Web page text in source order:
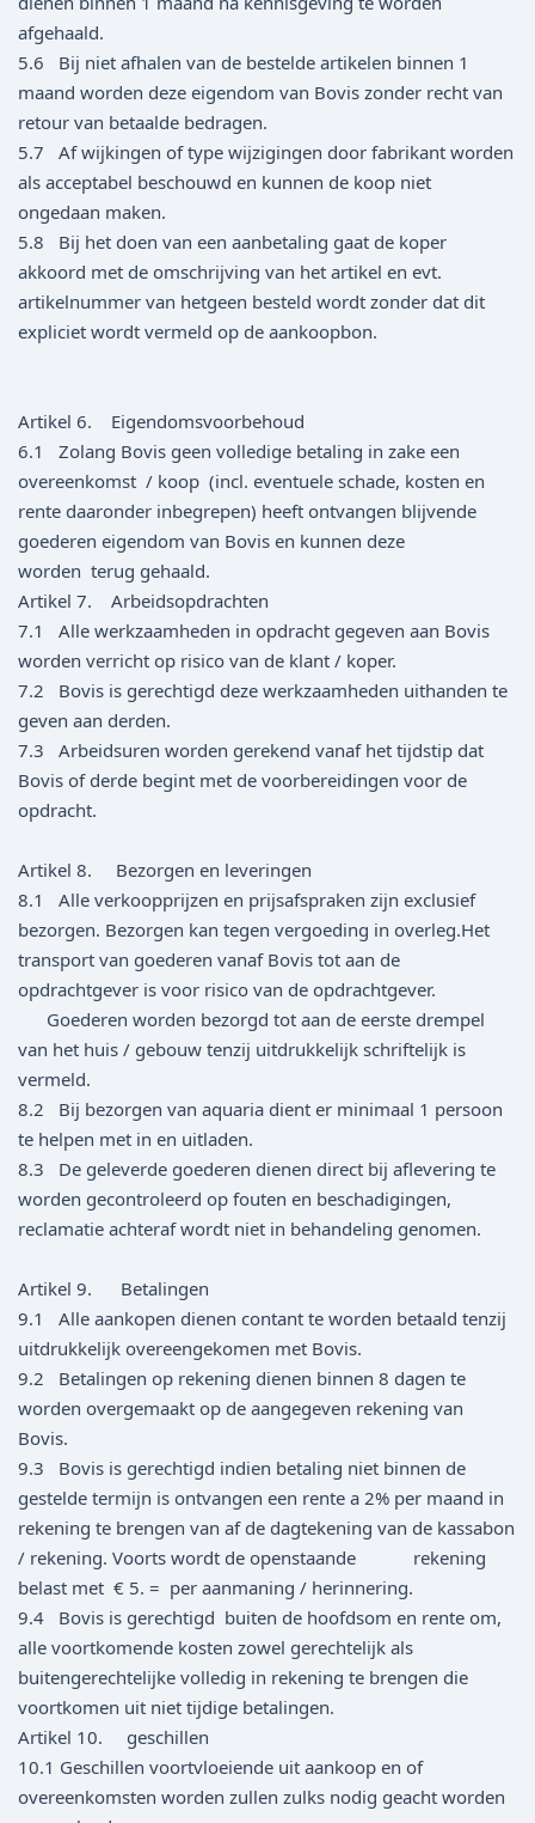
afgehaald.
5.6 Bij niet afhalen van de bestelde artikelen binnen 1
maand worden deze eigendom van Bovis zonder recht van
retour van betaalde bedragen.
5.7 Af wijkingen of type wijzigingen door fabrikant worden
als acceptabel beschouwd en kunnen de koop niet
ongedaan maken.
5.8 Bij het doen van een aanbetaling gaat de koper
akkoord met de omschrijving van het artikel en evt.
artikelnummer van hetgeen besteld wordt zonder dat dit
expliciet wordt vermeld op de aankoopbon.
Artikel 6. Eigendomsvoorbehoud
6.1 Zolang Bovis geen volledige betaling in zake een
overeenkomst / koop (incl. eventuele schade, kosten en
rente daaronder inbegrepen) heeft ontvangen blijvende
goederen eigendom van Bovis en kunnen deze
worden terug gehaald.
Artikel 7. Arbeidsopdrachten
7.1 Alle werkzaamheden in opdracht gegeven aan Bovis
worden verricht op risico van de klant / koper.
7.2 Bovis is gerechtigd deze werkzaamheden uithanden te
geven aan derden.
7.3 Arbeidsuren worden gerekend vanaf het tijdstip dat
Bovis of derde begint met de voorbereidingen voor de
opdracht.
Artikel 8. Bezorgen en leveringen
8.1 Alle verkoopprijzen en prijsafspraken zijn exclusief
bezorgen. Bezorgen kan tegen vergoeding in overleg.Het
transport van goederen vanaf Bovis tot aan de
opdrachtgever is voor risico van de opdrachtgever.
Goederen worden bezorgd tot aan de eerste drempel
van het huis / gebouw tenzij uitdrukkelijk schriftelijk is
vermeld.
8.2 Bij bezorgen van aquaria dient er minimaal 1 persoon
te helpen met in en uitladen.
8.3 De geleverde goederen dienen direct bij aflevering te
worden gecontroleerd op fouten en beschadigingen,
reclamatie achteraf wordt niet in behandeling genomen.
Artikel 9. Betalingen
9.1 Alle aankopen dienen contant te worden betaald tenzij
uitdrukkelijk overeengekomen met Bovis.
9.2 Betalingen op rekening dienen binnen 8 dagen te
worden overgemaakt op de aangegeven rekening van
Bovis.
9.3 Bovis is gerechtigd indien betaling niet binnen de
gestelde termijn is ontvangen een rente a 2% per maand in
rekening te brengen van af de dagtekening van de kassabon
/ rekening. Voorts wordt de openstaande rekening
belast met € 5. = per aanmaning / herinnering.
9.4 Bovis is gerechtigd buiten de hoofdsom en rente om,
alle voortkomende kosten zowel gerechtelijk als
buitengerechtelijke volledig in rekening te brengen die
voortkomen uit niet tijdige betalingen.
Artikel 10. geschillen
10.1 Geschillen voortvloeiende uit aankoop en of
overeenkomsten worden zullen zulks nodig geacht worden